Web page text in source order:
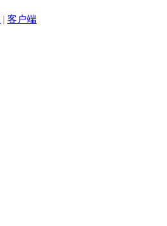
| 客户端